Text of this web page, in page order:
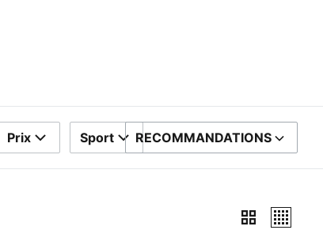
Prix Sport TRIER PAR
RECOMMANDATIONS